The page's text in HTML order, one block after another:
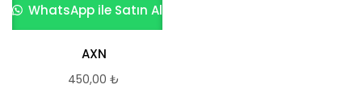
WhatsApp ile Satın Al
AXN
450,00 ₺